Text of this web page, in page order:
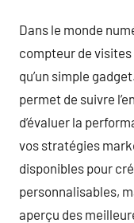
Dans le monde
compteur de
qu’un simple
permet de suivre
d’évaluer la
vos stratégies
disponibles pour
personnalisables,
aperçu des